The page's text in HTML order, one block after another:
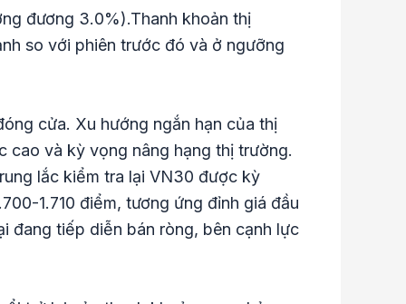
đương 3.0%).Thanh khoản thị
so với phiên trước đó và ở ngưỡng
cửa. Xu hướng ngắn hạn của thị
cao và kỳ vọng nâng hạng thị trường.
lắc kiểm tra lại VN30 được kỳ
1.710 điểm, tương ứng đỉnh giá đầu
đang tiếp diễn bán ròng, bên cạnh lực